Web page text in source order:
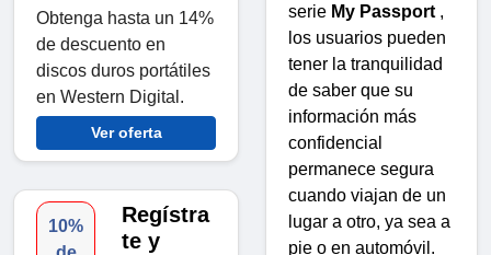
Obtenga hasta un 14%
de descuento en
discos duros portátiles
en Western Digital.
Ver oferta
10%
Regístra
te y
serie My Passport ,
los usuarios pueden
tener la tranquilidad
de saber que su
información más
confidencial
permanece segura
cuando viajan de un
lugar a otro, ya sea a
pie o en automóvil.